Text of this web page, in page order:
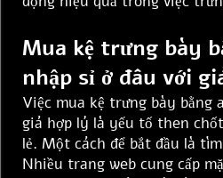
Mua kệ trưng bày
nhập sỉ ở đâu với
Việc mua kệ trưng bày bằng
giá hợp lý là yếu tố then
lẻ. Một cách để bắt đầu là
Nhiều trang web cung cấp